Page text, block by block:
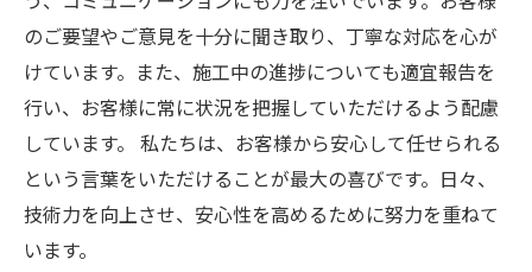
のご要望やご意見を十分に聞き取り、丁寧な対応を心が
けています。また、施工中の進捗についても適宜報告を
行い、お客様に常に状況を把握していただけるよう配慮
しています。 私たちは、お客様から安心して任せられる
という言葉をいただけることが最大の喜びです。日々、
技術力を向上させ、安心性を高めるために努力を重ねて
います。